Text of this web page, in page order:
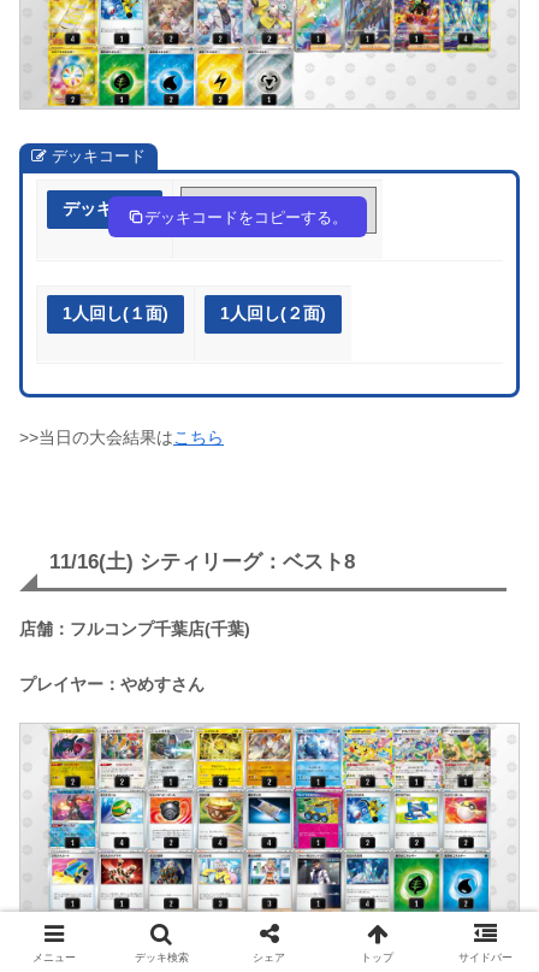
デッキコード
デッキ作成 1VVkFV-7BuTpQ-kV5kkV
デッキコードをコピーする。
1人回し(１面) 1人回し(２面)
>>当日の大会結果はこちら
11/16(土) シティリーグ：ベスト8
店舗：フルコンプ千葉店(千葉)
プレイヤー：やめすさん
メニュー デッキ検索 シェア トップ サイドバー